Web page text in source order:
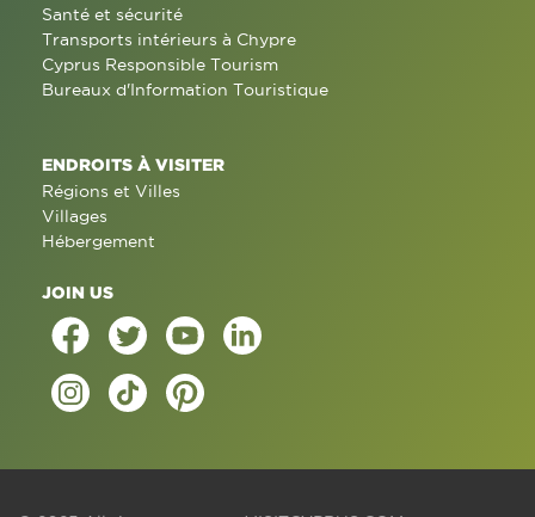
Santé et sécurité
Transports intérieurs à Chypre
Cyprus Responsible Tourism
Bureaux d'Information Touristique
ENDROITS À VISITER
Régions et Villes
Villages
Hébergement
JOIN US